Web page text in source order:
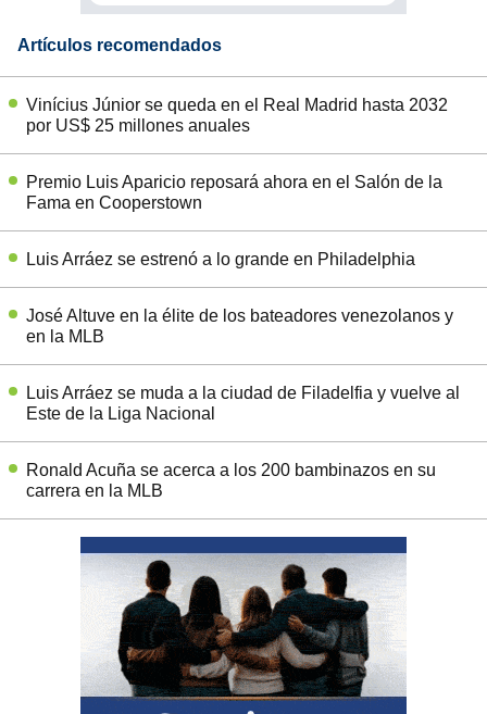
Artículos recomendados
Vinícius Júnior se queda en el Real Madrid hasta 2032
por US$ 25 millones anuales
Premio Luis Aparicio reposará ahora en el Salón de la
Fama en Cooperstown
Luis Arráez se estrenó a lo grande en Philadelphia
José Altuve en la élite de los bateadores venezolanos y
en la MLB
Luis Arráez se muda a la ciudad de Filadelfia y vuelve al
Este de la Liga Nacional
Ronald Acuña se acerca a los 200 bambinazos en su
carrera en la MLB